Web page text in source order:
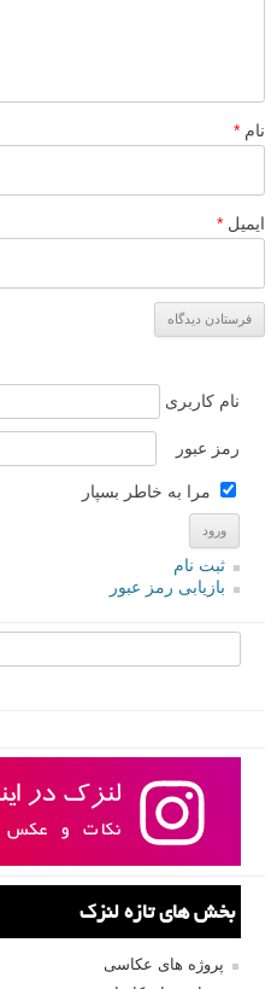
نام *
ایمیل *
نام کاربری
رمز عبور
مرا به خاطر بسپار
ثبت نام
بازیابی رمز عبور
بخش های تازه لنزک
پروژه های عکاسی